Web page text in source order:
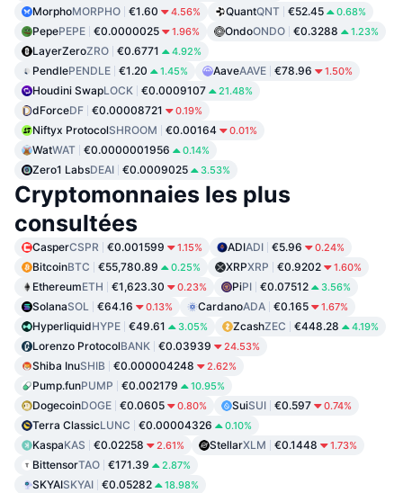
MorphoMORPHO €1.60 4.56% QuantQNT €52.45 0.68%
PepePEPE €0.0000025 1.96% OndoONDO €0.3288 1.23%
LayerZeroZRO €0.6771 4.92%
PendlePENDLE €1.20 1.45% AaveAAVE €78.96 1.50%
Houdini SwapLOCK €0.0009107 21.48%
dForceDF €0.00008721 0.19%
Niftyx ProtocolSHROOM €0.00164 0.01%
WatWAT €0.0000001956 0.14%
Zero1 LabsDEAI €0.0009025 3.53%
Cryptomonnaies les plus
consultées
CasperCSPR €0.001599 1.15% ADIADI €5.96 0.24%
BitcoinBTC €55,780.89 0.25% XRPXRP €0.9202 1.60%
EthereumETH €1,623.30 0.23% PiPI €0.07512 3.56%
SolanaSOL €64.16 0.13% CardanoADA €0.165 1.67%
HyperliquidHYPE €49.61 3.05% ZcashZEC €448.28 4.19%
Lorenzo ProtocolBANK €0.03939 24.53%
Shiba InuSHIB €0.000004248 2.62%
Pump.funPUMP €0.002179 10.95%
DogecoinDOGE €0.0605 0.80% SuiSUI €0.597 0.74%
Terra ClassicLUNC €0.00004326 0.10%
KaspaKAS €0.02258 2.61% StellarXLM €0.1448 1.73%
BittensorTAO €171.39 2.87%
SKYAISKYAI €0.05282 18.98%